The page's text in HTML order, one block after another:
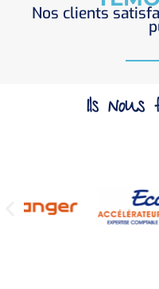
Nos clients
Ils nous